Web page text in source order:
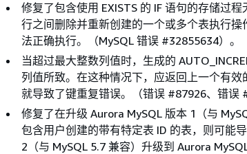
修复了包含使用 EXISTS 的 IF 语句的存储过
行之间删除并重新创建的一个或多个表执行
法正确执行。（MySQL 错误 #32855634）。
当超过最大整数列值时，生成的
列值所致。在这种情况下，应返回上一个有效
就导致了键重复错误。（错误 #87926、错误
修复了在升级 Aurora MySQL 版本 1（与
包含用户创建的带有特定表 ID 的表，则可能
2（与 MySQL 5.7 兼容）升级到 Aurora